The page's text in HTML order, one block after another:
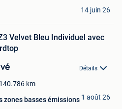
14 juin 26
Velvet Bleu Individuel avec
Détails
140.786 km
zones basses émissions 1 août 26